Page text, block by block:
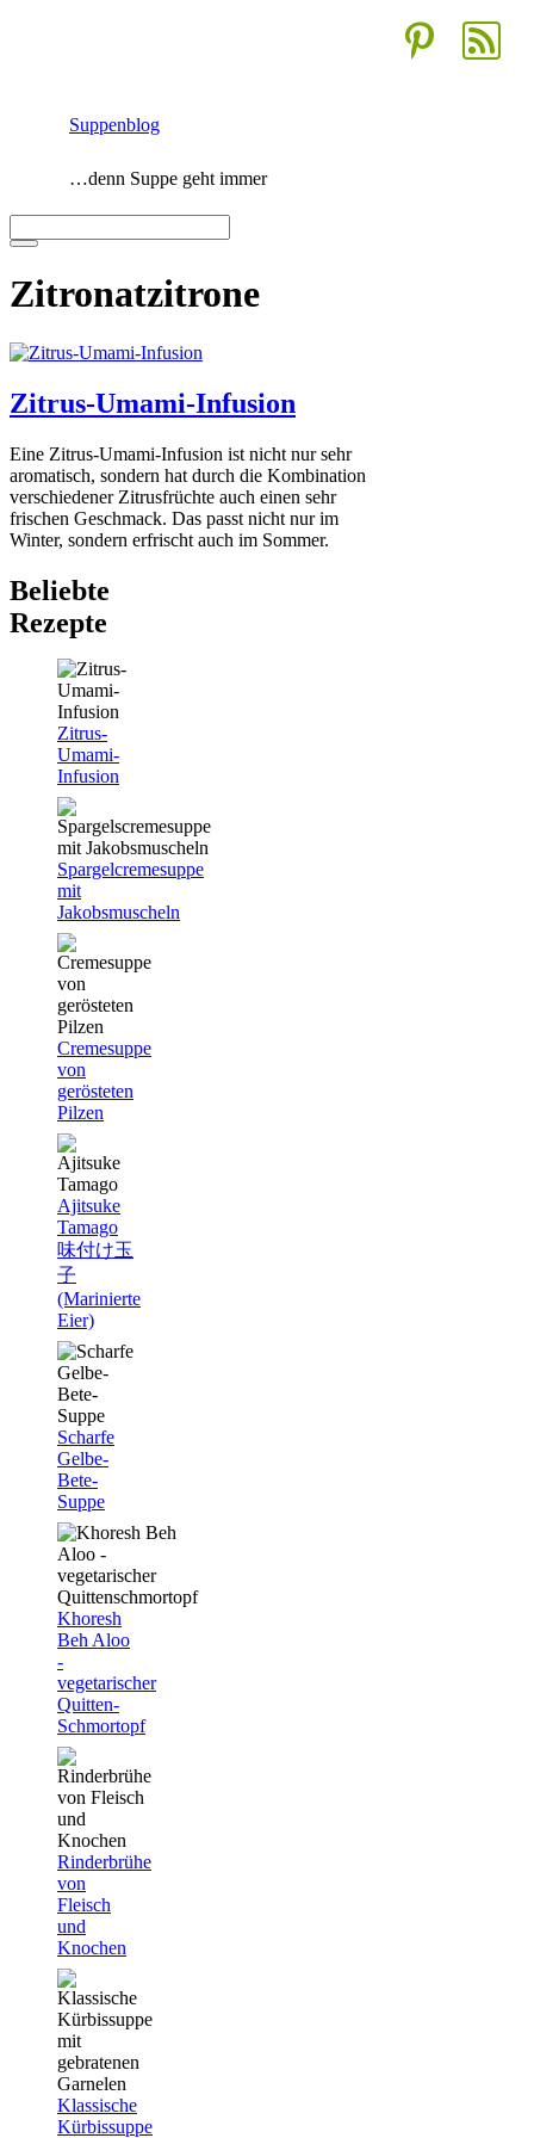
Suppenblog
…denn Suppe geht immer
Menü
Zitronatzitrone
Zitrus-Umami-Infusion
Eine Zitrus-Umami-Infusion ist nicht nur sehr
aromatisch, sondern hat durch die Kombination
verschiedener Zitrusfrüchte auch einen sehr
frischen Geschmack. Das passt nicht nur im
Winter, sondern erfrischt auch im Sommer.
Beliebte
Rezepte
Zitrus-
Umami-
Infusion
Spargelcremesuppe
mit
Jakobsmuscheln
Cremesuppe
von
gerösteten
Pilzen
Ajitsuke
Tamago
味付け玉
子
(Marinierte
Eier)
Scharfe
Gelbe-
Bete-
Suppe
Khoresh
Beh Aloo
-
vegetarischer
Quitten-
Schmortopf
Rinderbrühe
von
Fleisch
und
Knochen
Klassische
Kürbissuppe